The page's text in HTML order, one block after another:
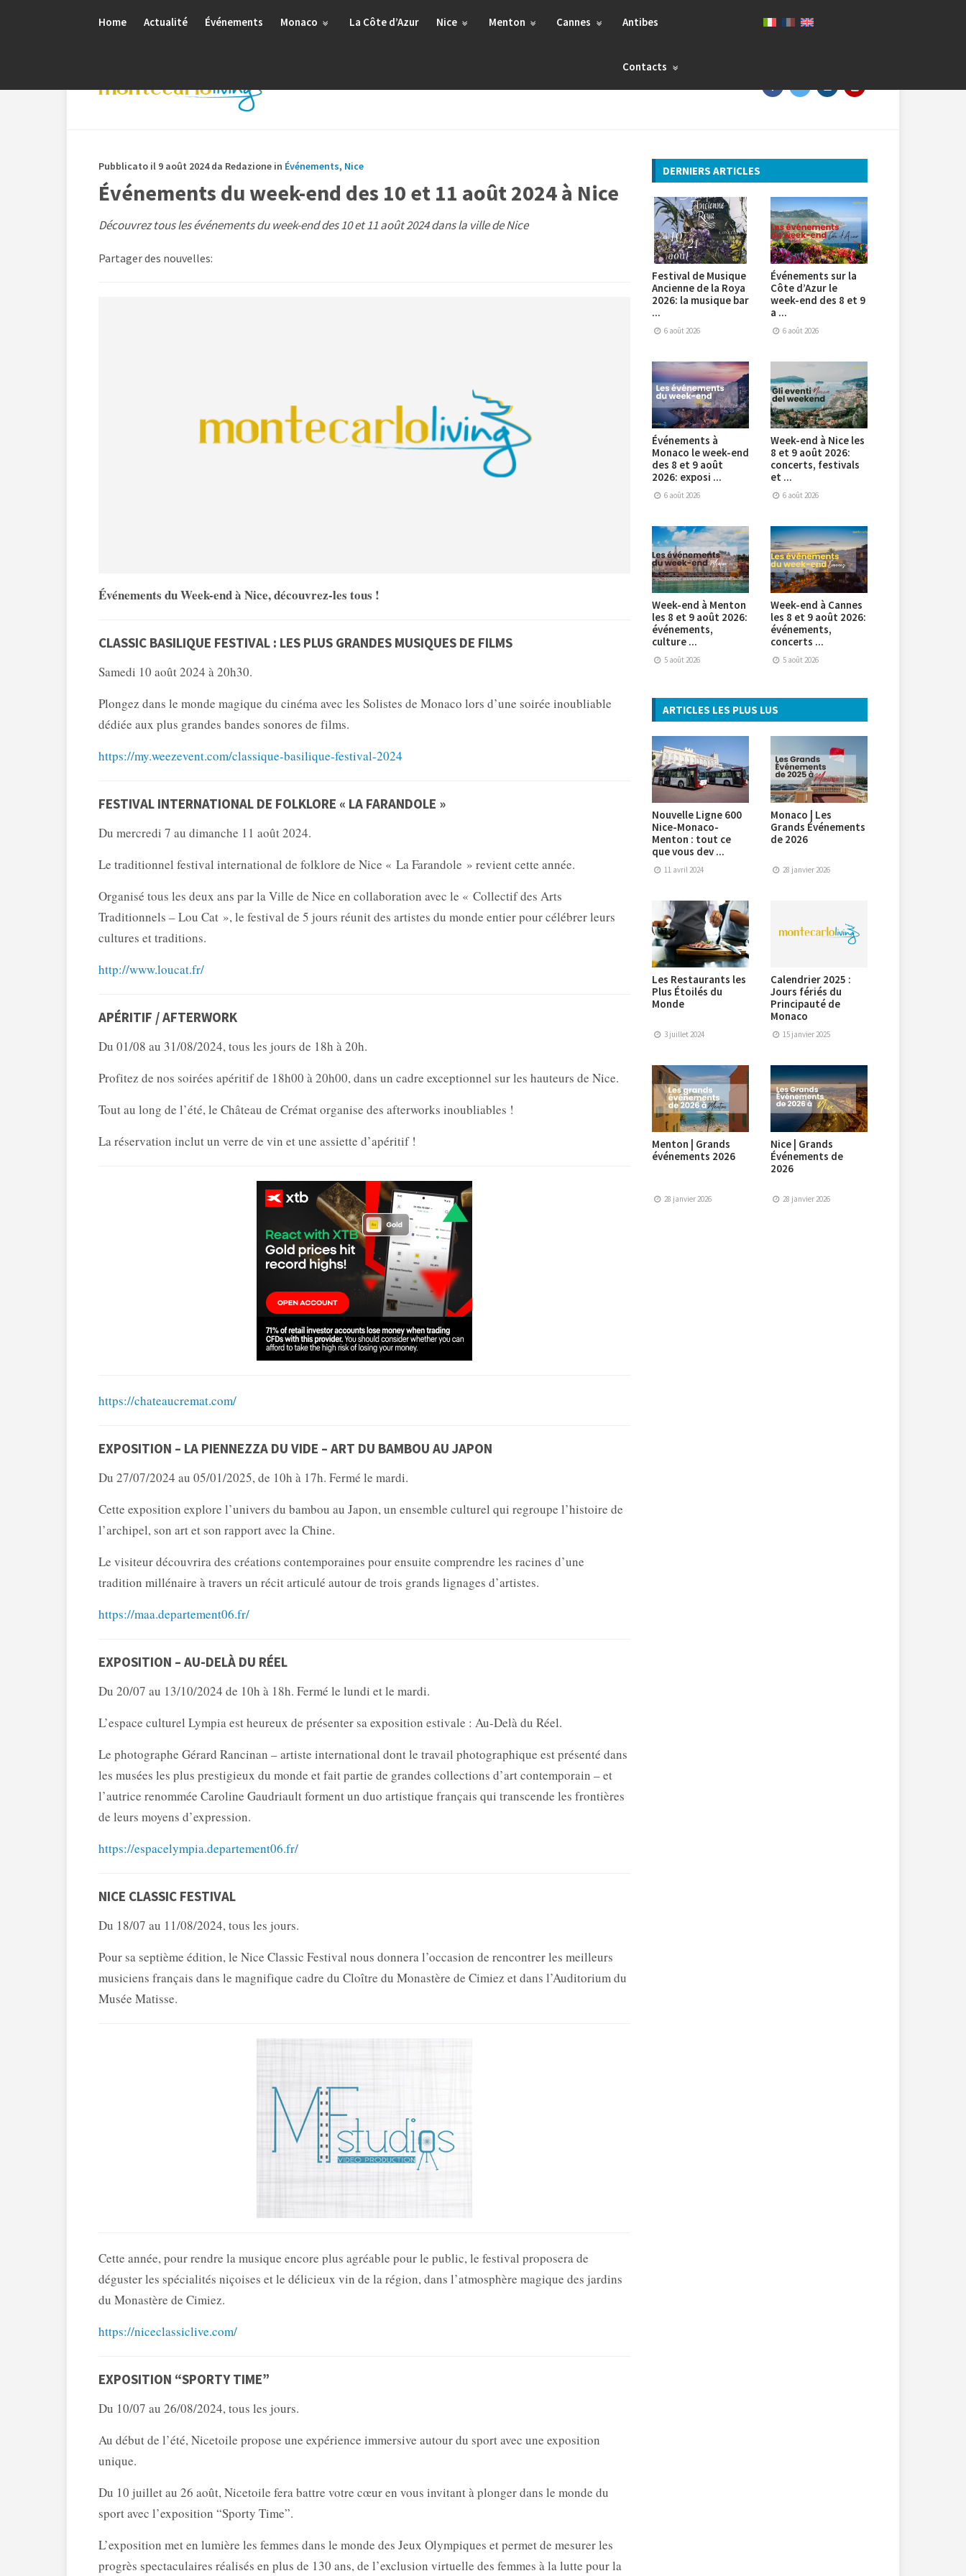
Home Actualité Événements Monaco La Côte d’Azur Nice Menton Cannes Antibes
Contacts
Pubblicato il 9 août 2024 da Redazione in Événements, Nice
Événements du week-end des 10 et 11 août 2024 à Nice
Découvrez tous les événements du week-end des 10 et 11 août 2024 dans la ville de Nice
Partager des nouvelles:
Événements du Week-end à Nice, découvrez-les tous !
CLASSIC BASILIQUE FESTIVAL : LES PLUS GRANDES MUSIQUES DE FILMS
Samedi 10 août 2024 à 20h30.
Plongez dans le monde magique du cinéma avec les Solistes de Monaco lors d’une soirée inoubliable
dédiée aux plus grandes bandes sonores de films.
https://my.weezevent.com/classique-basilique-festival-2024
FESTIVAL INTERNATIONAL DE FOLKLORE « LA FARANDOLE »
Du mercredi 7 au dimanche 11 août 2024.
Le traditionnel festival international de folklore de Nice « La Farandole » revient cette année.
Organisé tous les deux ans par la Ville de Nice en collaboration avec le « Collectif des Arts
Traditionnels – Lou Cat », le festival de 5 jours réunit des artistes du monde entier pour célébrer leurs
cultures et traditions.
http://www.loucat.fr/
APÉRITIF / AFTERWORK
Du 01/08 au 31/08/2024, tous les jours de 18h à 20h.
Profitez de nos soirées apéritif de 18h00 à 20h00, dans un cadre exceptionnel sur les hauteurs de Nice.
Tout au long de l’été, le Château de Crémat organise des afterworks inoubliables !
La réservation inclut un verre de vin et une assiette d’apéritif !
https://chateaucremat.com/
EXPOSITION – LA PIENNEZZA DU VIDE – ART DU BAMBOU AU JAPON
Du 27/07/2024 au 05/01/2025, de 10h à 17h. Fermé le mardi.
Cette exposition explore l’univers du bambou au Japon, un ensemble culturel qui regroupe l’histoire de
l’archipel, son art et son rapport avec la Chine.
Le visiteur découvrira des créations contemporaines pour ensuite comprendre les racines d’une
tradition millénaire à travers un récit articulé autour de trois grands lignages d’artistes.
https://maa.departement06.fr/
EXPOSITION – AU-DELÀ DU RÉEL
Du 20/07 au 13/10/2024 de 10h à 18h. Fermé le lundi et le mardi.
L’espace culturel Lympia est heureux de présenter sa exposition estivale : Au-Delà du Réel.
Le photographe Gérard Rancinan – artiste international dont le travail photographique est présenté dans
les musées les plus prestigieux du monde et fait partie de grandes collections d’art contemporain – et
l’autrice renommée Caroline Gaudriault forment un duo artistique français qui transcende les frontières
de leurs moyens d’expression.
https://espacelympia.departement06.fr/
NICE CLASSIC FESTIVAL
Du 18/07 au 11/08/2024, tous les jours.
Pour sa septième édition, le Nice Classic Festival nous donnera l’occasion de rencontrer les meilleurs
musiciens français dans le magnifique cadre du Cloître du Monastère de Cimiez et dans l’Auditorium du
Musée Matisse.
Cette année, pour rendre la musique encore plus agréable pour le public, le festival proposera de
déguster les spécialités niçoises et le délicieux vin de la région, dans l’atmosphère magique des jardins
du Monastère de Cimiez.
https://niceclassiclive.com/
EXPOSITION “SPORTY TIME”
Du 10/07 au 26/08/2024, tous les jours.
Au début de l’été, Nicetoile propose une expérience immersive autour du sport avec une exposition
unique.
Du 10 juillet au 26 août, Nicetoile fera battre votre cœur en vous invitant à plonger dans le monde du
sport avec l’exposition “Sporty Time”.
L’exposition met en lumière les femmes dans le monde des Jeux Olympiques et permet de mesurer les
progrès spectaculaires réalisés en plus de 130 ans, de l’exclusion virtuelle des femmes à la lutte pour la
DERNIERS ARTICLES
Festival de Musique
Ancienne de la Roya
2026: la musique bar
...
6 août 2026
Événements sur la
Côte d’Azur le
week-end des 8 et 9
a ...
6 août 2026
Événements à
Monaco le week-end
des 8 et 9 août
2026: exposi ...
6 août 2026
Week-end à Nice les
8 et 9 août 2026:
concerts, festivals
et ...
6 août 2026
Week-end à Menton
les 8 et 9 août 2026:
événements,
culture ...
5 août 2026
Week-end à Cannes
les 8 et 9 août 2026:
événements,
concerts ...
5 août 2026
ARTICLES LES PLUS LUS
Nouvelle Ligne 600
Nice-Monaco-
Menton : tout ce
que vous dev ...
11 avril 2024
Monaco | Les
Grands Événements
de 2026
28 janvier 2026
Les Restaurants les
Plus Étoilés du
Monde
3 juillet 2024
Calendrier 2025 :
Jours fériés du
Principauté de
Monaco
15 janvier 2025
Menton | Grands
événements 2026
28 janvier 2026
Nice | Grands
Événements de
2026
28 janvier 2026